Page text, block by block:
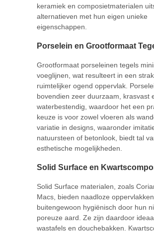
keramiek en composietmaterialen
alternatieven met hun eigen unieke
eigenschappen.
Porselein en Grootformaat
Grootformaat porseleinen tegels
voeglijnen, wat resulteert in een
ruimtelijker ogend oppervlak.
bovendien zeer duurzaam, krasvast
waterbestendig, waardoor het een
keuze is voor zowel vloeren als
variatie in designs, waaronder
natuursteen of betonlook, biedt tal
esthetische mogelijkheden.
Solid Surface en
Solid Surface materialen, zoals
Macs, bieden naadloze
buitengewoon hygiënisch door hun
poreuze aard. Ze zijn daardoor
wastafels en douchebakken.